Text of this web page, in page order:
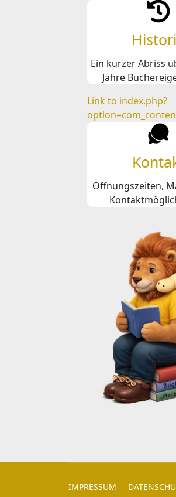
Ein kurzer Abriss
Jahre
Link to index.php?
Öffnungszeiten,
IMPRESSUM